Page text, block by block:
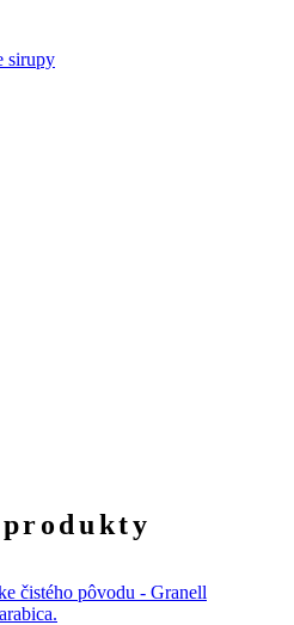
sirupy